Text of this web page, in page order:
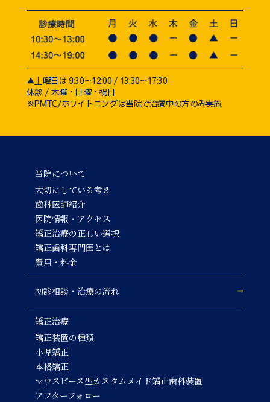
▲土曜日は 9:30～12:00 / 13:30～17:30
休診 / 木曜・日曜・祝日
※PMTC/ホワイトニングは当院で治療中の方のみ実施
当院について
大切にしている考え
歯科医師紹介
医院情報・アクセス
矯正治療の正しい選択
矯正歯科専門医とは
費用・料金
初診相談・治療の流れ
矯正治療
矯正装置の種類
小児矯正
本格矯正
マウスピース型カスタムメイド矯正歯科装置
アフターフォロー